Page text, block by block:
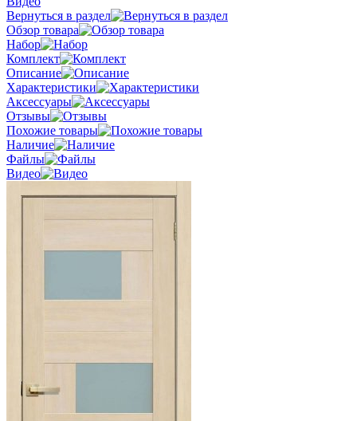
Вернуться в раздел
Обзор товара
Набор
Комплект
Описание
Характеристики
Аксессуары
Отзывы
Похожие товары
Наличие
Файлы
Видео